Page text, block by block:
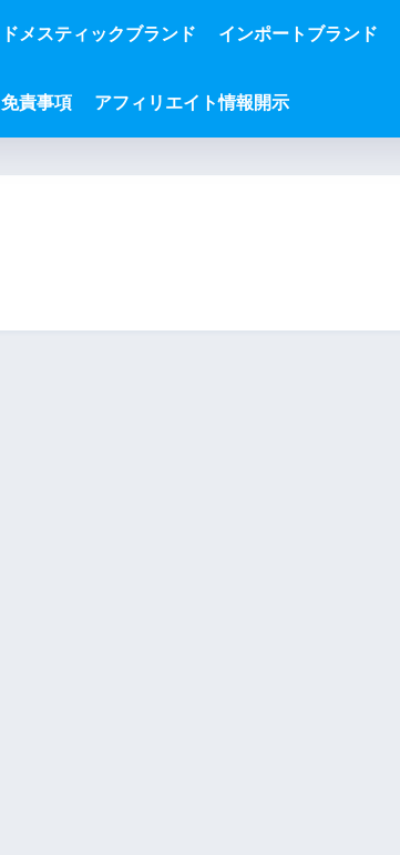
ドメスティックブランド インポートブランド
免責事項 アフィリエイト情報開示